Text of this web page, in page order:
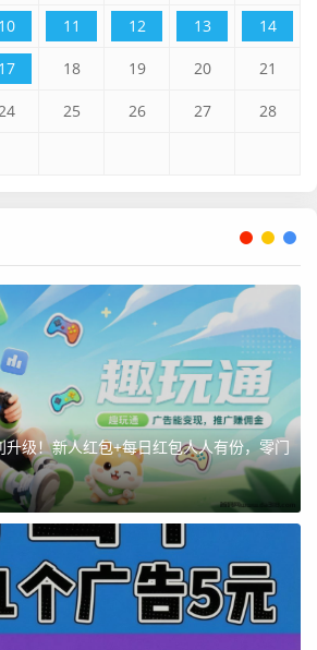
10 11 12 13 14
17 18 19 20 21
25 26 27 28
级！新人红包+每日红包人人有份，零门